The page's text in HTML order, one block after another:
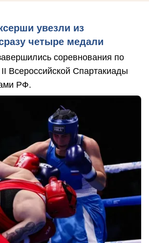
увезли из
четыре медали
соревнования по
Всероссийской Спартакиады
РФ.